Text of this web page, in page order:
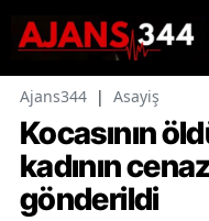
Ajans344 | Asayiş
Kocasının
kadının
gönderildi